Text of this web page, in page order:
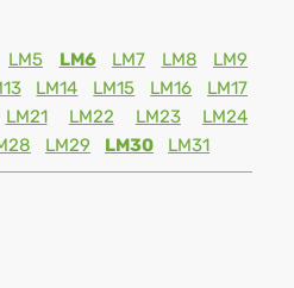
LM5 LM6 LM7 LM8
LM9
LM14 LM15 LM16
LM17
LM21 LM22 LM23
LM24
LM29 LM30 LM31